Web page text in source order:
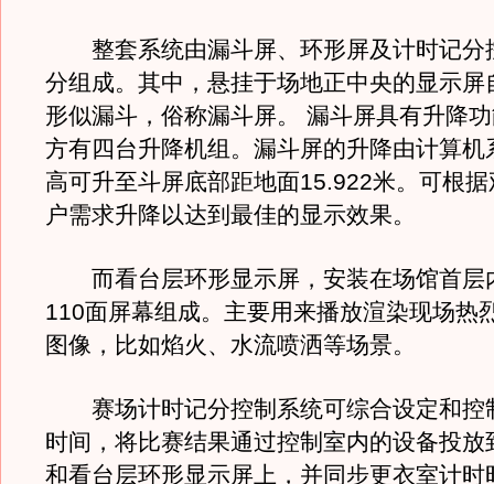
整套系统由漏斗屏、环形屏及计时记分
分组成。其中，悬挂于场地正中央的显示屏
形似漏斗，俗称漏斗屏。 漏斗屏具有升降
方有四台升降机组。漏斗屏的升降由计算机
高可升至斗屏底部距地面15.922米。可根
户需求升降以达到最佳的显示效果。
而看台层环形显示屏，安装在场馆首层
110面屏幕组成。主要用来播放渲染现场热
图像，比如焰火、水流喷洒等场景。
赛场计时记分控制系统可综合设定和控
时间，将比赛结果通过控制室内的设备投放
和看台层环形显示屏上，并同步更衣室计时